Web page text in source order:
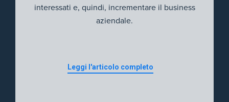
interessati e, quindi, incrementare il business
aziendale.
Leggi l'articolo completo